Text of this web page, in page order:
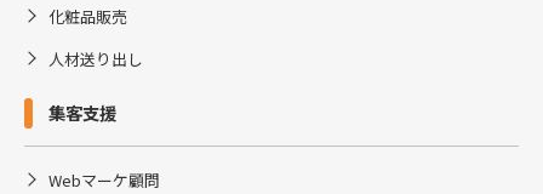
化粧品販売
人材送り出し
集客支援
Webマーケ顧問